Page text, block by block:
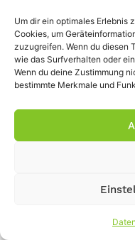
Um dir ein optimales Erlebnis
Cookies, um
zuzugreifen. Wenn du diesen
wie das Surfverhalten oder
Wenn du deine Zustimmung
bestimmte Merkmale und